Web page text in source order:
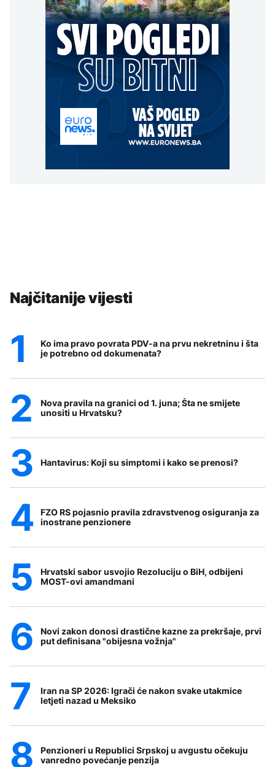
Najčitanije vijesti
Ko ima pravo povrata PDV-a na prvu nekretninu i šta
je potrebno od dokumenata?
Nova pravila na granici od 1. juna; Šta ne smijete
unositi u Hrvatsku?
Hantavirus: Koji su simptomi i kako se prenosi?
FZO RS pojasnio pravila zdravstvenog osiguranja za
inostrane penzionere
Hrvatski sabor usvojio Rezoluciju o BiH, odbijeni
MOST-ovi amandmani
Novi zakon donosi drastične kazne za prekršaje, prvi
put definisana "obijesna vožnja"
Iran na SP 2026: Igrači će nakon svake utakmice
letjeti nazad u Meksiko
Penzioneri u Republici Srpskoj u avgustu očekuju
vanredno povećanje penzija